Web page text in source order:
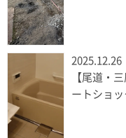
2025.12.26
【尾道・
ートショ